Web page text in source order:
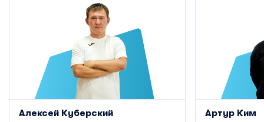
Алексей Куберский Артур Ким